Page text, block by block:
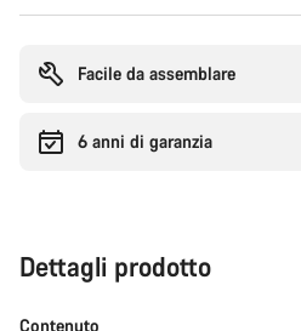
l'acquistoFacile da assemblare
6 anni di garanzia
Dettagli prodotto
Contenuto